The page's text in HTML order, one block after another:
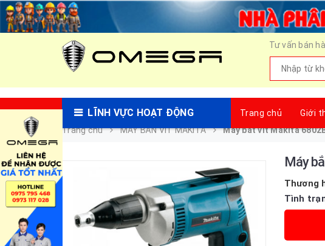
Tư vấn bán
LĨNH VỰC HOẠT ĐỘNG Trang chủ Giới
Trang chủ
MÁY BẮN VÍT MAKITA Máy bắt vít Makita
Máy
Thương
Tình